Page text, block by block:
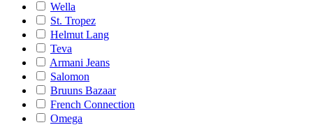
Wella
St. Tropez
Helmut Lang
Teva
Armani Jeans
Salomon
Bruuns Bazaar
French Connection
Omega